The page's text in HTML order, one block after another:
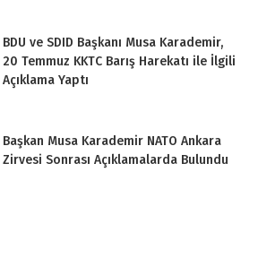
BDU ve SDID Başkanı Musa Karademir,
20 Temmuz KKTC Barış Harekatı ile İlgili
Açıklama Yaptı
Başkan Musa Karademir NATO Ankara
Zirvesi Sonrası Açıklamalarda Bulundu